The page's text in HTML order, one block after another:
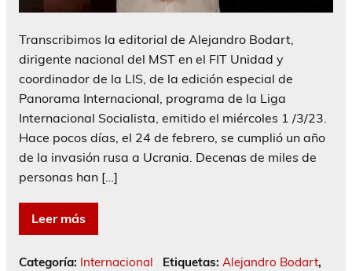
Transcribimos la editorial de Alejandro Bodart,
dirigente nacional del MST en el FIT Unidad y
coordinador de la LIS, de la edición especial de
Panorama Internacional, programa de la Liga
Internacional Socialista, emitido el miércoles 1 /3/23.
Hace pocos días, el 24 de febrero, se cumplió un año
de la invasión rusa a Ucrania. Decenas de miles de
personas han […]
Leer más
Categoría: Internacional Etiquetas: Alejandro Bodart,